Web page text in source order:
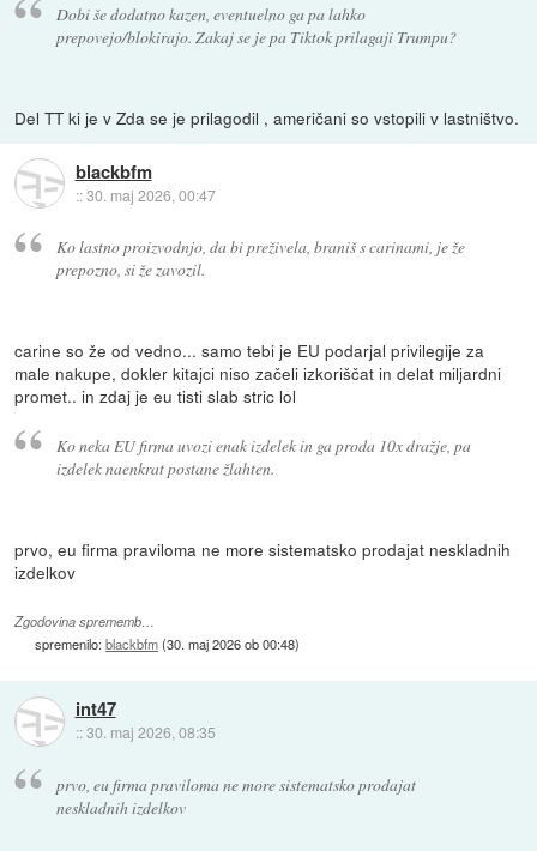
Dobi še dodatno kazen, eventuelno ga pa lahko
prepovejo/blokirajo. Zakaj se je pa Tiktok prilagaji Trumpu?
Del TT ki je v Zda se je prilagodil , američani so vstopili v lastništvo.
blackbfm
::30. maj 2026, 00:47
Ko lastno proizvodnjo, da bi preživela, braniš s carinami, je že
prepozno, si že zavozil.
carine so že od vedno... samo tebi je EU podarjal privilegije za
male nakupe, dokler kitajci niso začeli izkoriščat in delat miljardni
promet.. in zdaj je eu tisti slab stric lol
Ko neka EU firma uvozi enak izdelek in ga proda 10x dražje, pa
izdelek naenkrat postane žlahten.
prvo, eu firma praviloma ne more sistematsko prodajat neskladnih
izdelkov
Zgodovina sprememb…
spremenilo:blackbfm(30. maj 2026 ob 00:48)
int47
::30. maj 2026, 08:35
prvo, eu firma praviloma ne more sistematsko prodajat
neskladnih izdelkov